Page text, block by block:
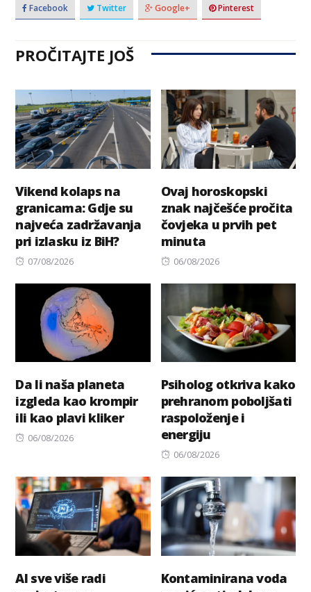
Facebook Twitter Google+ Pinterest
PROČITAJTE JOŠ
Vikend kolaps na
granicama: Gdje su
najveća zadržavanja
pri izlasku iz BiH?
Posted
07/08/2026
Ovaj horoskopski
znak najčešće pročita
čovjeka u prvih pet
minuta
Posted
06/08/2026
Da li naša planeta
izgleda kao krompir
ili kao plavi kliker
Posted
06/08/2026
Psiholog otkriva kako
prehranom poboljšati
raspoloženje i
energiju
Posted
06/08/2026
AI sve više radi
Kontaminirana voda